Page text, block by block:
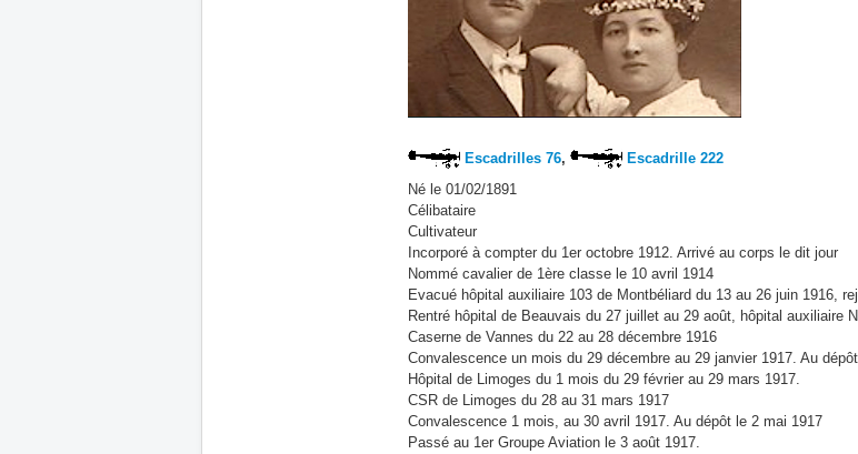
Escadrilles 76,
Escadrille 222
Né le 01/02/1891
Célibataire
Cultivateur
Incorporé à compter du 1er octobre 1912. Arrivé au corps le dit jour
Nommé cavalier de 1ère classe le 10 avril 1914
Evacué hôpital auxiliaire 103 de Montbéliard du 13 au 26 juin 1916,
Rentré hôpital de Beauvais du 27 juillet au 29 août, hôpital auxiliaire
Caserne de Vannes du 22 au 28 décembre 1916
Convalescence un mois du 29 décembre au 29 janvier 1917. Au
Hôpital de Limoges du 1 mois du 29 février au 29 mars 1917.
CSR de Limoges du 28 au 31 mars 1917
Convalescence 1 mois, au 30 avril 1917. Au dépôt le 2 mai 1917
Passé au 1er Groupe Aviation le 3 août 1917.